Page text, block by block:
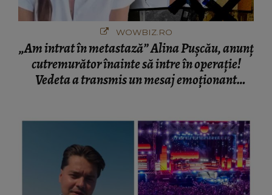
WOWBIZ.RO
„Am intrat în metastază” Alina Pușcău, anunț
cutremurător înainte să intre în operație!
Vedeta a transmis un mesaj emoționant